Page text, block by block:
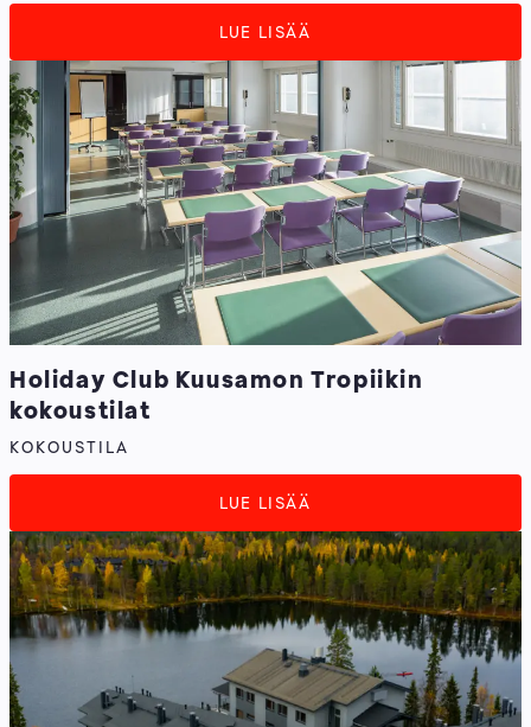
LUE LISÄÄ
Holiday Club Kuusamon Tropiikin
kokoustilat
KOKOUSTILA
LUE LISÄÄ